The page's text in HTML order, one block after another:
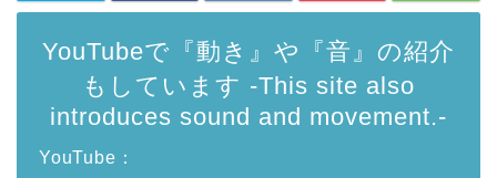
YouTubeで『動き』や『音』の紹介
もしています -This site also
introduces sound and movement.-
YouTube：